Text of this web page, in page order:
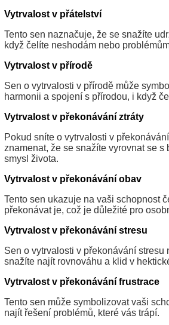
Vytrvalost v přátelství
Tento sen naznačuje, že se snažíte
když čelíte neshodám nebo
Vytrvalost v přírodě
Sen o vytrvalosti v přírodě může
harmonii a spojení s přírodou, i když
Vytrvalost v překonávání ztráty
Pokud sníte o vytrvalosti v
znamenat, že se snažíte vyrovnat se s
smysl života.
Vytrvalost v překonávání obav
Tento sen ukazuje na vaši schopnost
překonávat je, což je důležité pro
Vytrvalost v překonávání stresu
Sen o vytrvalosti v překonávání stresu
snažíte najít rovnováhu a klid v
Vytrvalost v překonávání frustrace
Tento sen může symbolizovat vaši
najít řešení problémů, které vás trápí.